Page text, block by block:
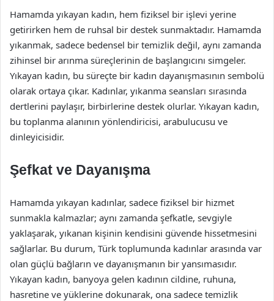
Hamamda yıkayan kadın, hem fiziksel bir işlevi yerine
getirirken hem de ruhsal bir destek sunmaktadır. Hamamda
yıkanmak, sadece bedensel bir temizlik değil, aynı zamanda
zihinsel bir arınma süreçlerinin de başlangıcını simgeler.
Yıkayan kadın, bu süreçte bir kadın dayanışmasının sembolü
olarak ortaya çıkar. Kadınlar, yıkanma seansları sırasında
dertlerini paylaşır, birbirlerine destek olurlar. Yıkayan kadın,
bu toplanma alanının yönlendiricisi, arabulucusu ve
dinleyicisidir.
Şefkat ve Dayanışma
Hamamda yıkayan kadınlar, sadece fiziksel bir hizmet
sunmakla kalmazlar; aynı zamanda şefkatle, sevgiyle
yaklaşarak, yıkanan kişinin kendisini güvende hissetmesini
sağlarlar. Bu durum, Türk toplumunda kadınlar arasında var
olan güçlü bağların ve dayanışmanın bir yansımasıdır.
Yıkayan kadın, banyoya gelen kadının cildine, ruhuna,
hasretine ve yüklerine dokunarak, ona sadece temizlik